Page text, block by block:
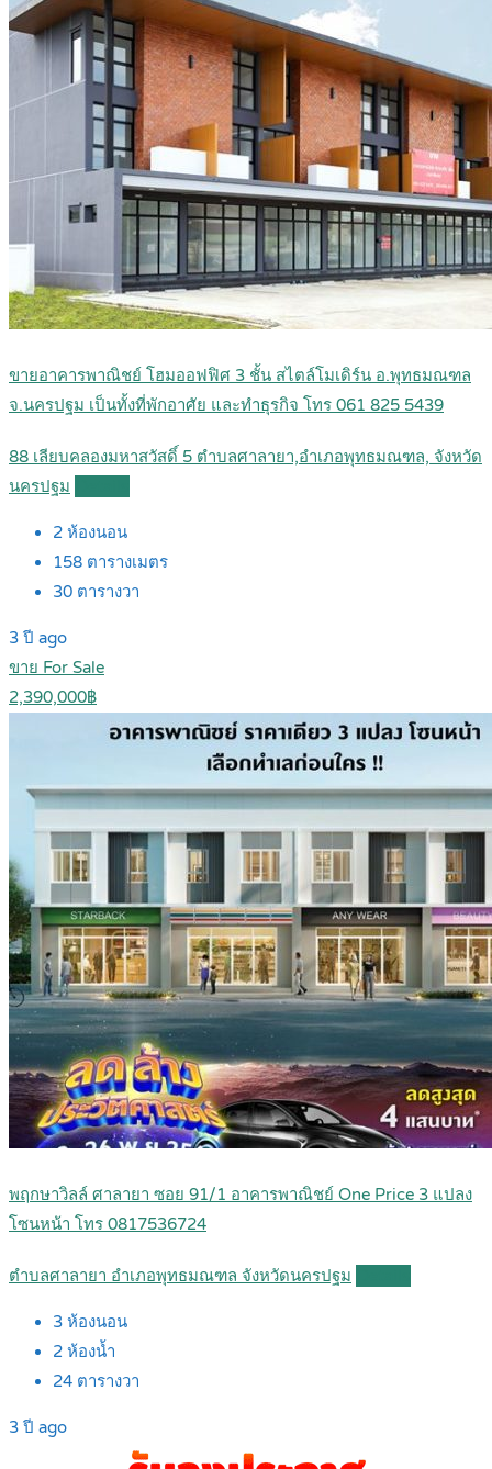
ขายอาคารพาณิชย์ โฮมออฟฟิศ 3 ชั้น สไตล์โมเดิร์น อ.พุทธมณฑล
จ.นครปฐม เป็นทั้งที่พักอาศัย และทำธุรกิจ โทร 061 825 5439
88 เลียบคลองมหาสวัสดิ์ 5 ตำบลศาลายา,อำเภอพุทธมณฑล, จังหวัด
นครปฐม
2 ห้องนอน
158 ตารางเมตร
30 ตารางวา
3 ปี ago
ขาย For Sale
2,390,000฿
พฤกษาวิลล์ ศาลายา ซอย 91/1 อาคารพาณิชย์ One Price 3 แปลง
โซนหน้า โทร 0817536724
ตำบลศาลายา อำเภอพุทธมณฑล จังหวัดนครปฐม
3 ห้องนอน
2 ห้องน้ำ
24 ตารางวา
3 ปี ago